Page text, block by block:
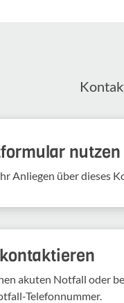
nutzen
Anliegen über dieses
akuten Notfall oder
Telefonnummer.